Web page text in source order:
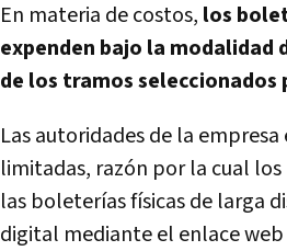
En materia de costos, los
expenden bajo la modalidad
de los tramos
Las autoridades de la
limitadas, razón por la cual
las boleterías físicas de larga
digital mediante el enlace